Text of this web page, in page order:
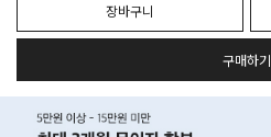
장바구니
구매하기